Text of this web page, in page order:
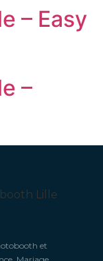
– Easy
–
et
Mariage,